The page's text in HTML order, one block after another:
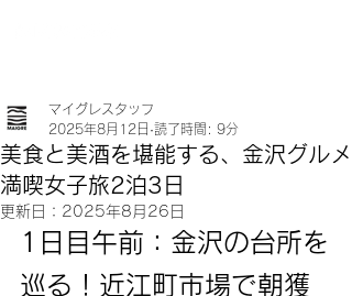
美食と美酒を堪能する、金沢グルメ
満喫女子旅2泊3日
マイグレスタッフ
2025年8月12日 読了時間: 9分
更新日： 2025年8月26日
1日目午前：金沢の台所を
巡る！近江町市場で朝獲